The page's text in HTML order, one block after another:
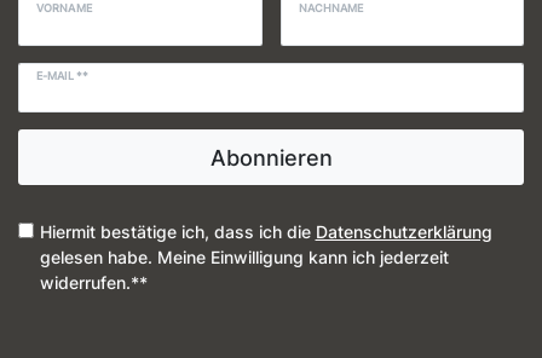
VORNAME NACHNAME
E-MAIL **
Abonnieren
Hiermit bestätige ich, dass ich die Daten­schutz­erklärung
gelesen habe. Meine Einwilligung kann ich jederzeit
widerrufen.**